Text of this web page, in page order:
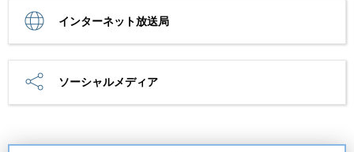
インターネット放送局
ソーシャルメディア